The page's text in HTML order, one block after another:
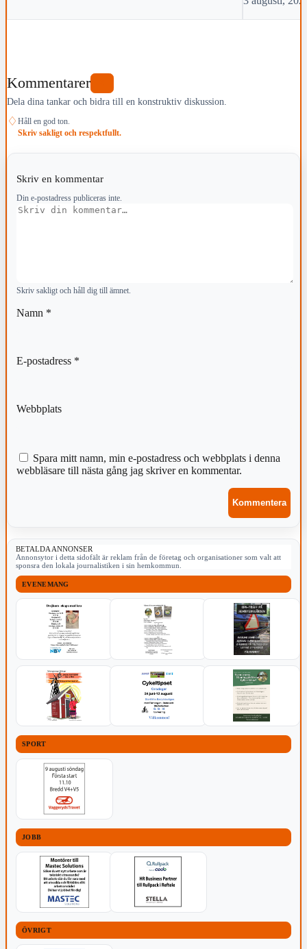
Kommentarer
Dela dina tankar och bidra till en konstruktiv diskussion.
♢ Håll en god ton.
Skriv sakligt och respektfullt.
Skriv en kommentar
Din e-postadress publiceras inte.
Kommentar
Skriv sakligt och håll dig till ämnet.
Namn *
E-postadress *
Webbplats
Spara mitt namn, min e-postadress och webbplats i denna
webbläsare till nästa gång jag skriver en kommentar.
BETALDA ANNONSER
Annonsytor i detta sidofält är reklam från de företag och organisationer som valt att
sponsra den lokala journalistiken i sin hemkommun.
EVENEMANG
SPORT
JOBB
ÖVRIGT